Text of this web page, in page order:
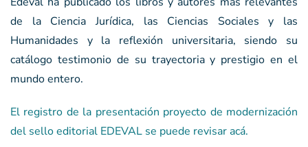
de la Ciencia Jurídica, las Ciencias Sociales y las
Humanidades y la reflexión universitaria, siendo su
catálogo testimonio de su trayectoria y prestigio en el
mundo entero.
El registro de la presentación proyecto de modernización
del sello editorial EDEVAL se puede revisar acá.